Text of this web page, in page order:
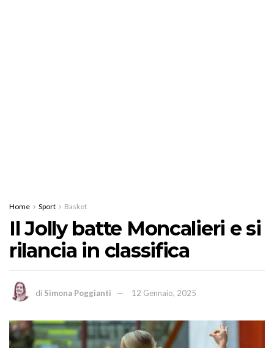
Home Sport Basket
Il Jolly batte Moncalieri e si
rilancia in classifica
di Simona Poggianti 12 Gennaio, 2025